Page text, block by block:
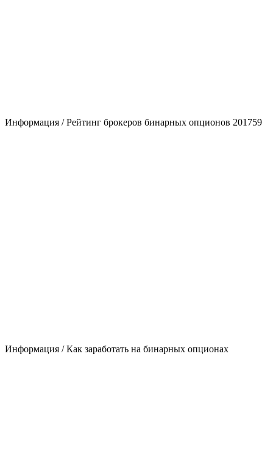
Информация / Рейтинг брокеров бинарных опционов 201759
Информация / Как заработать на бинарных опционах